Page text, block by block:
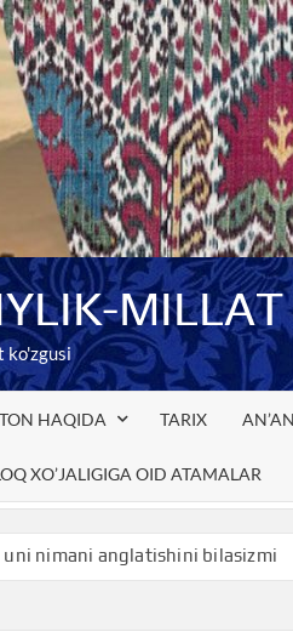
MILLAT
HAQIDA TARIX
XO’JALIGIGA OID ATAMALAR
anglatishini bilasizmi